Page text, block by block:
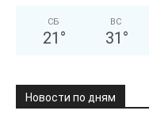
СБ
21 °
ВС
31 °
Новости по дням